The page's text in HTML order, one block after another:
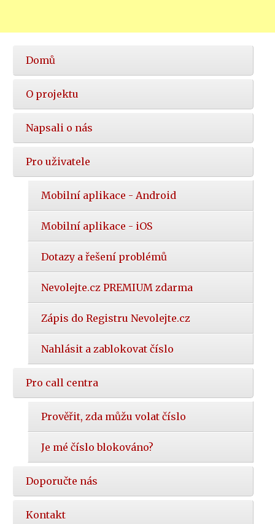
Hlavní
nabídka
Domů
O projektu
Napsali o nás
Pro uživatele
Mobilní aplikace - Android
Mobilní aplikace - iOS
Dotazy a řešení problémů
Nevolejte.cz PREMIUM zdarma
Zápis do Registru Nevolejte.cz
Nahlásit a zablokovat číslo
Pro call centra
Prověřit, zda můžu volat číslo
Je mé číslo blokováno?
Doporučte nás
Kontakt